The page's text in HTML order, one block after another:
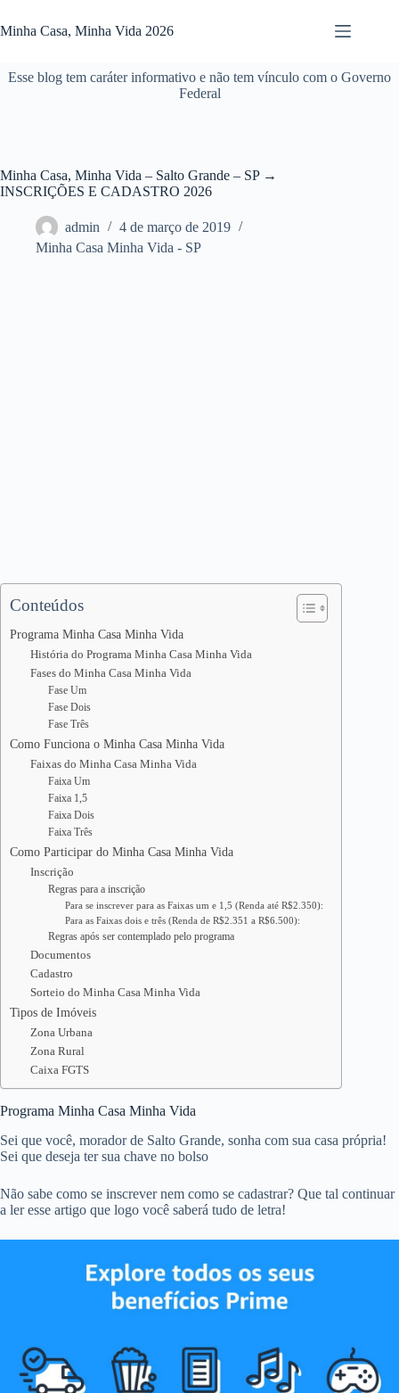
para
o
Minha Casa, Minha Vida 2026
Esse blog tem caráter informativo e não tem vínculo com o Governo
Federal
Minha Casa, Minha Vida – Salto Grande – SP →
INSCRIÇÕES E CADASTRO 2026
admin
4 de março de 2019
Minha Casa Minha Vida - SP
Conteúdos
Programa Minha Casa Minha Vida
História do Programa Minha Casa Minha Vida
Fases do Minha Casa Minha Vida
Fase Um
Fase Dois
Fase Três
Como Funciona o Minha Casa Minha Vida
Faixas do Minha Casa Minha Vida
Faixa Um
Faixa 1,5
Faixa Dois
Faixa Três
Como Participar do Minha Casa Minha Vida
Inscrição
Regras para a inscrição
Para se inscrever para as Faixas um e 1,5 (Renda até R$2.350):
Para as Faixas dois e três (Renda de R$2.351 a R$6.500):
Regras após ser contemplado pelo programa
Documentos
Cadastro
Sorteio do Minha Casa Minha Vida
Tipos de Imóveis
Zona Urbana
Zona Rural
Caixa FGTS
Programa Minha Casa Minha Vida
Sei que você, morador de Salto Grande, sonha com sua casa própria!
Sei que deseja ter sua chave no bolso
Não sabe como se inscrever nem como se cadastrar? Que tal continuar
a ler esse artigo que logo você saberá tudo de letra!